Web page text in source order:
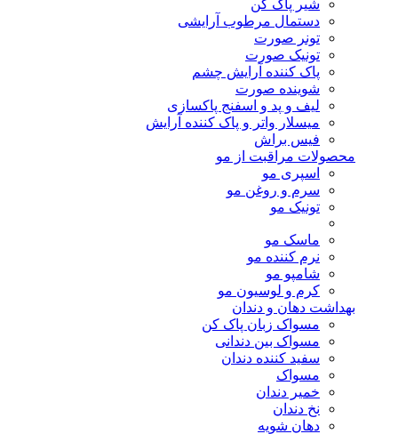
شیر پاک کن
دستمال مرطوب آرایشی
تونر صورت
تونیک صورت
پاک کننده آرایش چشم
شوینده صورت
لیف و پد و اسفنج پاکسازی
میسلار واتر و پاک کننده آرایش
فیس براش
محصولات مراقبت از مو
اسپری مو
سرم و روغن مو
تونیک مو
ماسک مو
نرم کننده مو
شامپو مو
کرم و لوسیون مو
بهداشت دهان و دندان
مسواک زبان پاک کن
مسواک بین دندانی
سفید کننده دندان
مسواک
خمیر دندان
نخ دندان
دهان شویه